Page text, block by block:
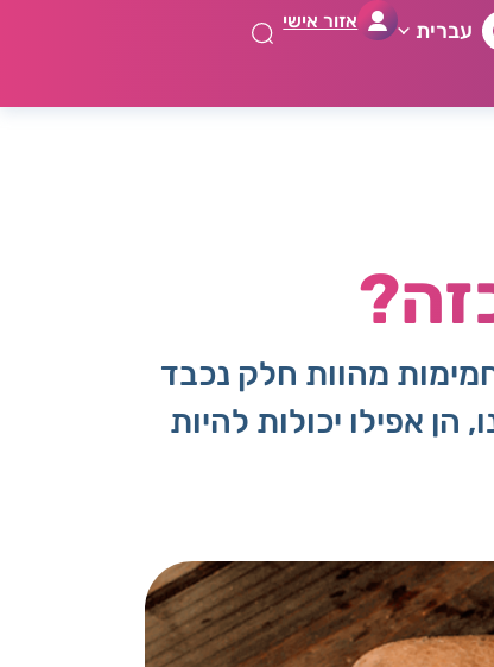
עברית אזור אישי
מהוות חלק נכבד
אפילו יכולות להיות